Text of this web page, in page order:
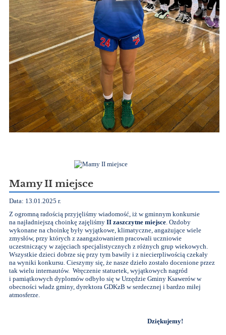
Mamy II miejsce
Data: 13.01.2025 r.
Z ogromną radością przyjęliśmy wiadomość, iż w gminnym konkursie
na najładniejszą choinkę zajęliśmyII zaszczytne miejsce . Ozdoby
wykonane na choinkę były wyjątkowe, klimatyczne, angażujące wiele
zmysłów, przy których z zaangażowaniem pracowali uczniowie
uczestniczący w zajęciach specjalistycznych z różnych grup wiekowych.
Wszystkie dzieci dobrze się przy tym bawiły i z niecierpliwością czekały
na wyniki konkursu. Cieszymy się, że nasze dzieło zostało docenione przez
tak wielu internautów. Wręczenie statuetek, wyjątkowych nagród
i pamiątkowych dyplomów odbyło się w Urzędzie Gminy Ksawerów w
obecności władz gminy, dyrektora GDKzB w serdecznej i bardzo miłej
atmosferze.
Dziękujemy!